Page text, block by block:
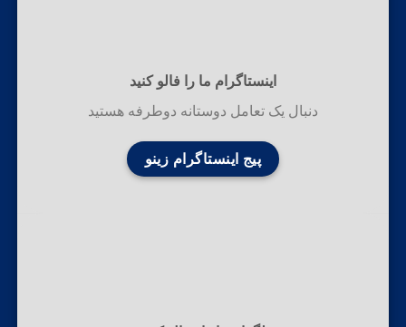
اینستاگرام ما را فالو کنید
دنبال یک تعامل دوستانه دوطرفه هستید
پیج اینستاگرام زینو